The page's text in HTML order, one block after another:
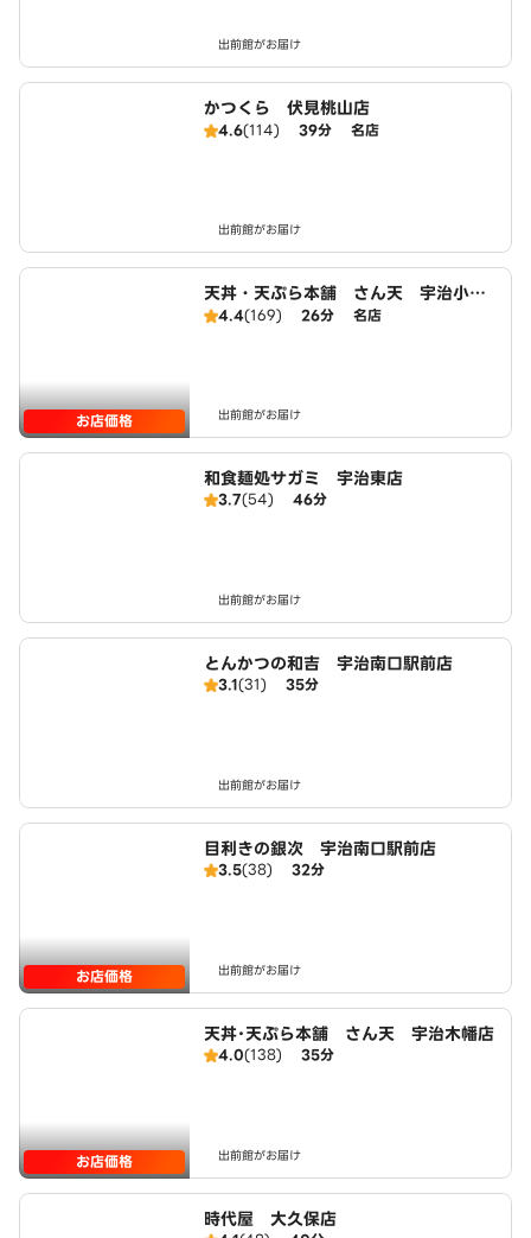
出前館がお届け
かつくら 伏見桃山店
4.6(114) 39分 名店
出前館がお届け
お店価格
天丼・天ぷら本舗 さん天 宇治小倉
店4.4(169) 26分 名店
出前館がお届け
和食麺処サガミ 宇治東店
3.7(54) 46分
出前館がお届け
とんかつの和吉 宇治南口駅前店
3.1(31) 35分
出前館がお届け
お店価格
目利きの銀次 宇治南口駅前店
3.5(38) 32分
出前館がお届け
お店価格
天丼･天ぷら本舗 さん天 宇治木幡店
4.0(138) 35分
出前館がお届け
時代屋 大久保店